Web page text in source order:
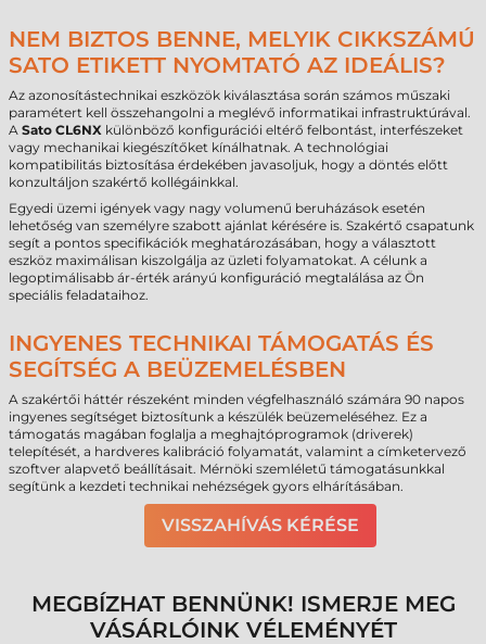
NEM BIZTOS BENNE, MELYIK CIKKSZÁMÚ
SATO ETIKETT NYOMTATÓ AZ IDEÁLIS?
Az azonosítástechnikai eszközök kiválasztása során számos műszaki
paramétert kell összehangolni a meglévő informatikai infrastruktúrával.
A Sato CL6NX különböző konfigurációi eltérő felbontást, interfészeket
vagy mechanikai kiegészítőket kínálhatnak. A technológiai
kompatibilitás biztosítása érdekében javasoljuk, hogy a döntés előtt
konzultáljon szakértő kollégáinkkal.
Egyedi üzemi igények vagy nagy volumenű beruházások esetén
lehetőség van személyre szabott ajánlat kérésére is. Szakértő csapatunk
segít a pontos specifikációk meghatározásában, hogy a választott
eszköz maximálisan kiszolgálja az üzleti folyamatokat. A célunk a
legoptimálisabb ár-érték arányú konfiguráció megtalálása az Ön
speciális feladataihoz.
INGYENES TECHNIKAI TÁMOGATÁS ÉS
SEGÍTSÉG A BEÜZEMELÉSBEN
A szakértői háttér részeként minden végfelhasználó számára 90 napos
ingyenes segítséget biztosítunk a készülék beüzemeléséhez. Ez a
támogatás magában foglalja a meghajtóprogramok (driverek)
telepítését, a hardveres kalibráció folyamatát, valamint a címketervező
szoftver alapvető beállításait. Mérnöki szemléletű támogatásunkkal
segítünk a kezdeti technikai nehézségek gyors elhárításában.
VISSZAHÍVÁS KÉRÉSE
MEGBÍZHAT BENNÜNK! ISMERJE MEG
VÁSÁRLÓINK VÉLEMÉNYÉT